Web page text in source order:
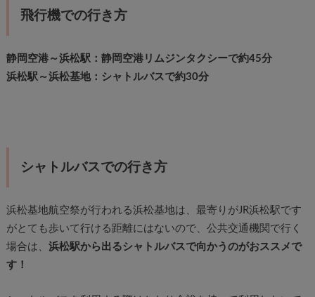
飛行機での行き方
静岡空港～浜松駅：静岡空港リムジンタクシーで約45分
浜松駅～浜松基地：シャトルバスで約30分
シャトルバスでの行き方
浜松基地航空祭が行われる浜松基地は、最寄りがJR浜松駅です
がとても歩いて行ける距離にはないので、公共交通機関で行く
場合は、 浜松駅から出るシャトルバスで向かうのがおススメで
す！